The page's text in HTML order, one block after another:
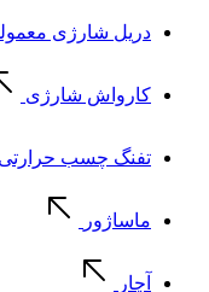
دریل شارژی
کارواش شارژی
تفنگ چسب
ماساژور
آچار